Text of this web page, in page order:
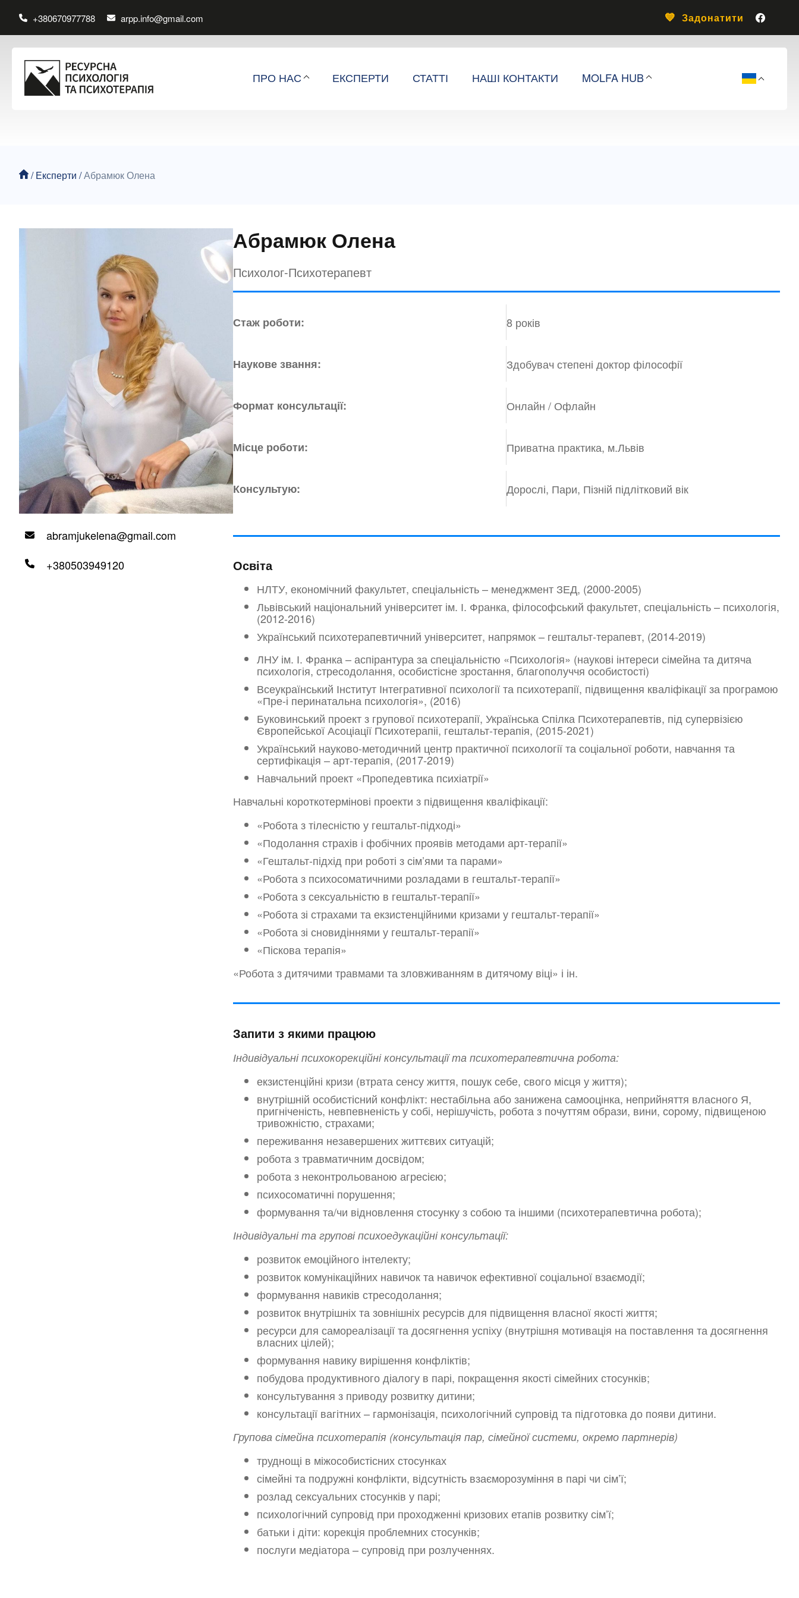
+380670977788 arpp.info@gmail.com Задонатити
ПРО НАС ЕКСПЕРТИ СТАТТІ НАШІ КОНТАКТИ MOLFA HUB
/Експерти /Абрамюк Олена
abramjukelena@gmail.com
+380503949120
Абрамюк Олена
Психолог-Психотерапевт
Стаж роботи: 8 років
Наукове звання: Здобувач степені доктор філософії
Формат консультації: Онлайн / Офлайн
Місце роботи: Приватна практика, м.Львів
Консультую: Дорослі, Пари, Пізній підлітковий вік
Освіта
НЛТУ, економічний факультет, спеціальність – менеджмент ЗЕД, (2000-2005)
Львівський національний університет ім. І. Франка, філософський факультет, спеціальність – психологія,
(2012-2016)
Український психотерапевтичний університет, напрямок – гештальт-терапевт, (2014-2019)
ЛНУ ім. І. Франка – аспірантура за спеціальністю «Психологія» (наукові інтереси сімейна та дитяча
психологія, стресодолання, особистісне зростання, благополуччя особистості)
Всеукраїнський Інститут Інтегративної психології та психотерапії, підвищення кваліфікації за програмою
«Пре-і перинатальна психологія», (2016)
Буковинський проект з групової психотерапії, Українська Спілка Психотерапевтів, під супервізією
Європейської Асоціації Психотерапіі, гештальт-терапія, (2015-2021)
Український науково-методичний центр практичної психології та соціальної роботи, навчання та
сертифікація – арт-терапія, (2017-2019)
Навчальний проект «Пропедевтика психіатрії»
Навчальні короткотермінові проекти з підвищення кваліфікації:
«Робота з тілесністю у гештальт-підході»
«Подолання страхів і фобічних проявів методами арт-терапії»
«Гештальт-підхід при роботі з сім’ями та парами»
«Робота з психосоматичними розладами в гештальт-терапії»
«Робота з сексуальністю в гештальт-терапії»
«Робота зі страхами та екзистенційними кризами у гештальт-терапії»
«Робота зі сновидіннями у гештальт-терапії»
«Піскова терапія»
«Робота з дитячими травмами та зловживанням в дитячому віці» і ін.
Запити з якими працюю
Індивідуальні психокорекційні консультації та психотерапевтична робота:
екзистенційні кризи (втрата сенсу життя, пошук себе, свого місця у життя);
внутрішній особистісний конфлікт: нестабільна або занижена самооцінка, неприйняття власного Я,
пригніченість, невпевненість у собі, нерішучість, робота з почуттям образи, вини, сорому, підвищеною
тривожністю, страхами;
переживання незавершених життєвих ситуацій;
робота з травматичним досвідом;
робота з неконтрольованою агресією;
психосоматичні порушення;
формування та/чи відновлення стосунку з собою та іншими (психотерапевтична робота);
Індивідуальні та групові психоедукаційні консультації:
розвиток емоційного інтелекту;
розвиток комунікаційних навичок та навичок ефективної соціальної взаємодії;
формування навиків стресодолання;
розвиток внутрішніх та зовнішніх ресурсів для підвищення власної якості життя;
ресурси для самореалізації та досягнення успіху (внутрішня мотивація на поставлення та досягнення
власних цілей);
формування навику вирішення конфліктів;
побудова продуктивного діалогу в парі, покращення якості сімейних стосунків;
консультування з приводу розвитку дитини;
консультації вагітних – гармонізація, психологічний супровід та підготовка до появи дитини.
Групова сімейна психотерапія (консультація пар, сімейної системи, окремо партнерів)
труднощі в міжособистісних стосунках
сімейні та подружні конфлікти, відсутність взаєморозуміння в парі чи сім’ї;
розлад сексуальних стосунків у парі;
психологічний супровід при проходженні кризових етапів розвитку сім’ї;
батьки і діти: корекція проблемних стосунків;
послуги медіатора – супровід при розлученнях.